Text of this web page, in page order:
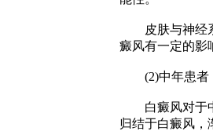
皮肤与神经系
癜风有一定的影
(2)中年患者
白癜风对于中
归结于白癜风，